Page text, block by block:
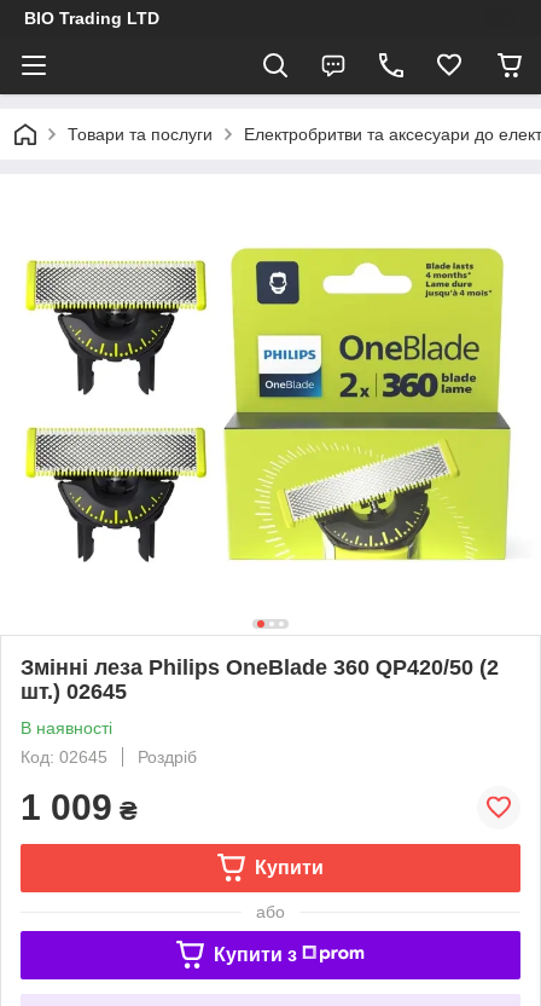
BIO Trading LTD
Товари та послуги Електробритви та аксесуари до
Змінні леза Philips OneBlade 360 QP420/50 (2
шт.) 02645
В наявності
Код: 02645
Роздріб
1 009 ₴
Купити
або
Купити з